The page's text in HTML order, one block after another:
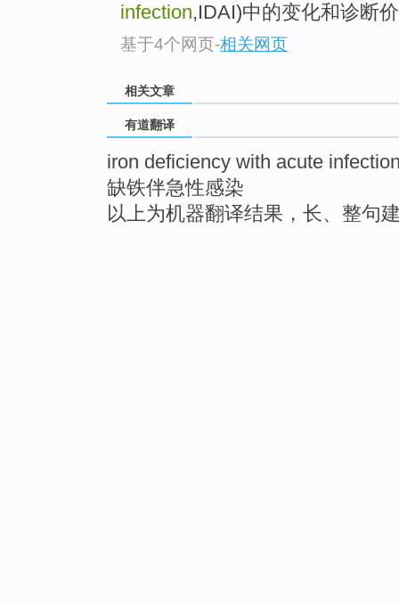
infection,IDAI)中的变化和诊断
基于4个网页-相关网页
相关文章
有道翻译
iron deficiency with acute
缺铁伴急性感染
以上为机器翻译结果，长、整句